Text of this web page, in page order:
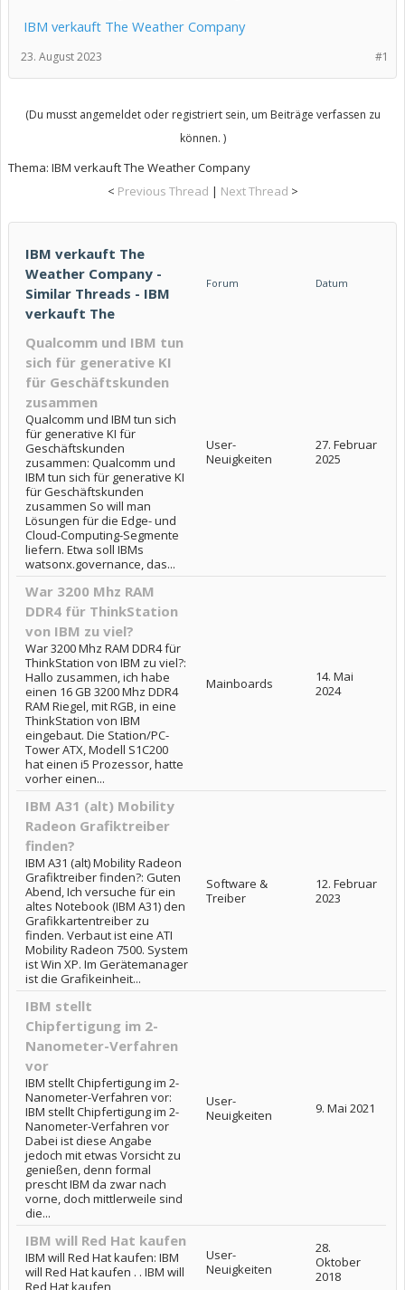
IBM verkauft The Weather Company
#1
23. August 2023
(Du musst angemeldet oder registriert sein, um Beiträge verfassen zu
können. )
Thema: IBM verkauft The Weather Company
< Previous Thread | Next Thread >
IBM verkauft The
Weather Company -
Similar Threads - IBM
verkauft The
Forum Datum
Qualcomm und IBM tun
sich für generative KI
für Geschäftskunden
zusammen
Qualcomm und IBM tun sich
für generative KI für
Geschäftskunden
zusammen: Qualcomm und
IBM tun sich für generative KI
für Geschäftskunden
zusammen So will man
Lösungen für die Edge- und
Cloud-Computing-Segmente
liefern. Etwa soll IBMs
watsonx.governance, das...
User-
Neuigkeiten
27. Februar
2025
War 3200 Mhz RAM
DDR4 für ThinkStation
von IBM zu viel?
War 3200 Mhz RAM DDR4 für
ThinkStation von IBM zu viel?:
Hallo zusammen, ich habe
einen 16 GB 3200 Mhz DDR4
RAM Riegel, mit RGB, in eine
ThinkStation von IBM
eingebaut. Die Station/PC-
Tower ATX, Modell S1C200
hat einen i5 Prozessor, hatte
vorher einen...
Mainboards
14. Mai
2024
IBM A31 (alt) Mobility
Radeon Grafiktreiber
finden?
IBM A31 (alt) Mobility Radeon
Grafiktreiber finden?: Guten
Abend, Ich versuche für ein
altes Notebook (IBM A31) den
Grafikkartentreiber zu
finden. Verbaut ist eine ATI
Mobility Radeon 7500. System
ist Win XP. Im Gerätemanager
ist die Grafikeinheit...
Software &
Treiber
12. Februar
2023
IBM stellt
Chipfertigung im 2-
Nanometer-Verfahren
vor
IBM stellt Chipfertigung im 2-
Nanometer-Verfahren vor:
IBM stellt Chipfertigung im 2-
Nanometer-Verfahren vor
Dabei ist diese Angabe
jedoch mit etwas Vorsicht zu
genießen, denn formal
prescht IBM da zwar nach
vorne, doch mittlerweile sind
die...
User-
Neuigkeiten
9. Mai 2021
IBM will Red Hat kaufen
IBM will Red Hat kaufen: IBM
will Red Hat kaufen . . IBM will
Red Hat kaufen
User-
Neuigkeiten
28.
Oktober
2018